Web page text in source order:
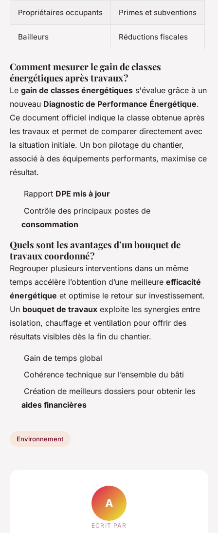
Propriétaires occupants Primes et subventions
Bailleurs Réductions fiscales
Comment mesurer le gain de classes
énergétiques après travaux ?
Le gain de classes énergétiques s'évalue grâce à un
nouveau Diagnostic de Performance Énergétique.
Ce document officiel indique la classe obtenue après
les travaux et permet de comparer directement avec
la situation initiale. Un bon pilotage du chantier,
associé à des équipements performants, maximise ce
résultat.
Rapport DPE mis à jour
Contrôle des principaux postes de
consommation
Quels sont les avantages d’un bouquet de
travaux coordonné ?
Regrouper plusieurs interventions dans un même
temps accélère l’obtention d’une meilleure efficacité
énergétique et optimise le retour sur investissement.
Un bouquet de travaux exploite les synergies entre
isolation, chauffage et ventilation pour offrir des
résultats visibles dès la fin du chantier.
Gain de temps global
Cohérence technique sur l’ensemble du bâti
Création de meilleurs dossiers pour obtenir les
aides financières
Environnement
A
ECRIT PAR